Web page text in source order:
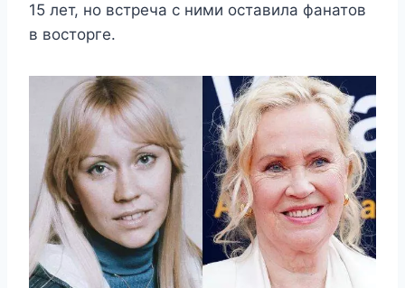
15 лет, но встреча с ними оставила фанатов
в восторге.